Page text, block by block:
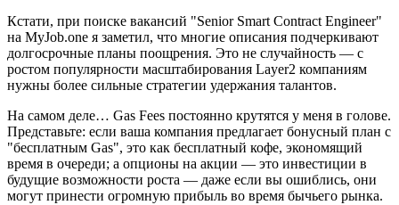
Кстати, при поиске вакансий "Senior Smart Contract Engineer"
на MyJob.one я заметил, что многие описания подчеркивают
долгосрочные планы поощрения. Это не случайность — с
ростом популярности масштабирования Layer2 компаниям
нужны более сильные стратегии удержания талантов.
На самом деле… Gas Fees постоянно крутятся у меня в голове.
Представьте: если ваша компания предлагает бонусный план с
"бесплатным Gas", это как бесплатный кофе, экономящий
время в очереди; а опционы на акции — это инвестиции в
будущие возможности роста — даже если вы ошиблись, они
могут принести огромную прибыль во время бычьего рынка.